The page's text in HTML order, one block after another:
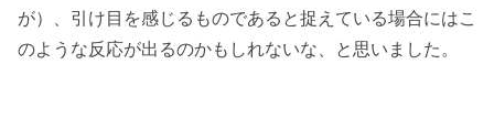
が）、引け目を感じるものであると捉えている場合にはこ
のような反応が出るのかもしれないな、と思いました。